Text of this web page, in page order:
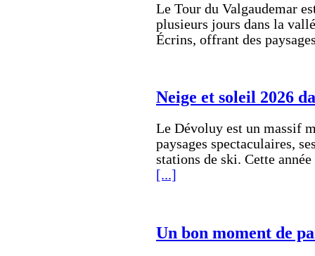
Le Tour du Valgaudemar
plusieurs jours dans la
Écrins, offrant des
Neige et soleil 2026
Le Dévoluy est un massif
paysages spectaculaires,
stations de ski. Cette
[...]
Un bon moment de